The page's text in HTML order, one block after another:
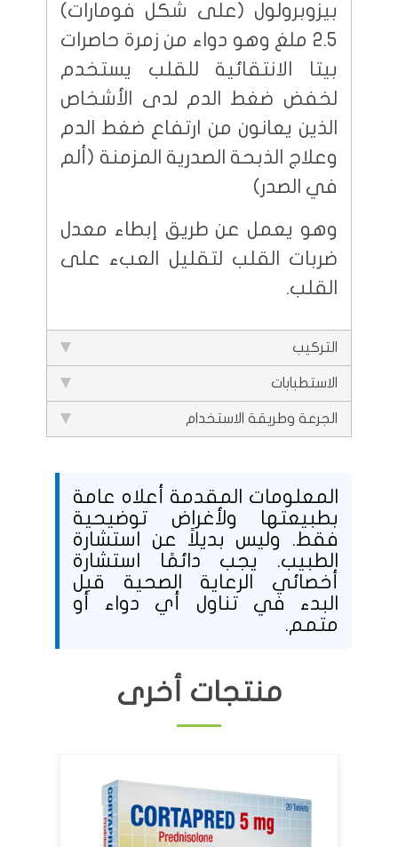
بيزوبرولول (على شكل فومارات)
2.5 ملغ وهو دواء من زمرة حاصرات
بيتا الانتقائية للقلب يستخدم
لخفض ضغط الدم لدى الأشخاص
الذين يعانون من ارتفاع ضغط الدم
وعلاج الذبحة الصدرية المزمنة (ألم
في الصدر)
وهو يعمل عن طريق إبطاء معدل
ضربات القلب لتقليل العبء على
القلب.
التركيب
الاستطبابات
الجرعة وطريقة الاستخدام
المعلومات المقدمة أعلاه عامة
بطبيعتها ولأغراض توضيحية
فقط. وليس بديلاً عن استشارة
الطبيب. يجب دائمًا استشارة
أخصائي الرعاية الصحية قبل
البدء في تناول أي دواء أو
متمم.
منتجات أخرى